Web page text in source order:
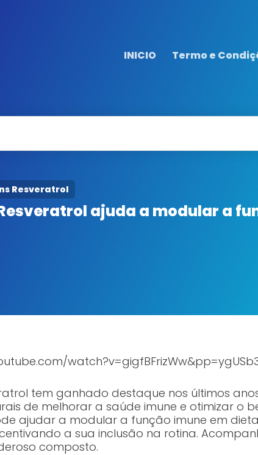
INICIO Termo e
Resveratrol
ajuda a modular a
tem ganhado destaque nos últimos
de melhorar a saúde imune e otimizar o
ajudar a modular a função imune em
a sua inclusão na rotina.
composto.